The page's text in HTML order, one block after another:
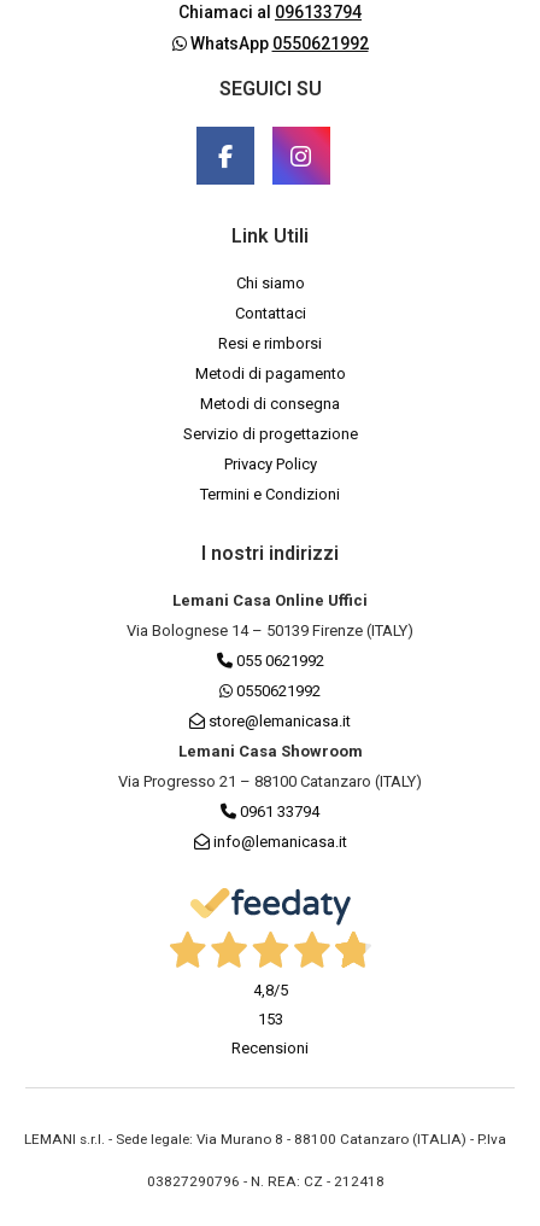
Chiamaci al 096133794
WhatsApp 0550621992
SEGUICI SU
Link Utili
Chi siamo
Contattaci
Resi e rimborsi
Metodi di pagamento
Metodi di consegna
Servizio di progettazione
Privacy Policy
Termini e Condizioni
I nostri indirizzi
Lemani Casa Online Uffici
Via Bolognese 14 – 50139 Firenze (ITALY)
055 0621992
0550621992
store@lemanicasa.it
Lemani Casa Showroom
Via Progresso 21 – 88100 Catanzaro (ITALY)
0961 33794
info@lemanicasa.it
4,8/5
153
Recensioni
LEMANI s.r.l. - Sede legale: Via Murano 8 - 88100 Catanzaro (ITALIA) - P.Iva
03827290796 - N. REA: CZ - 212418